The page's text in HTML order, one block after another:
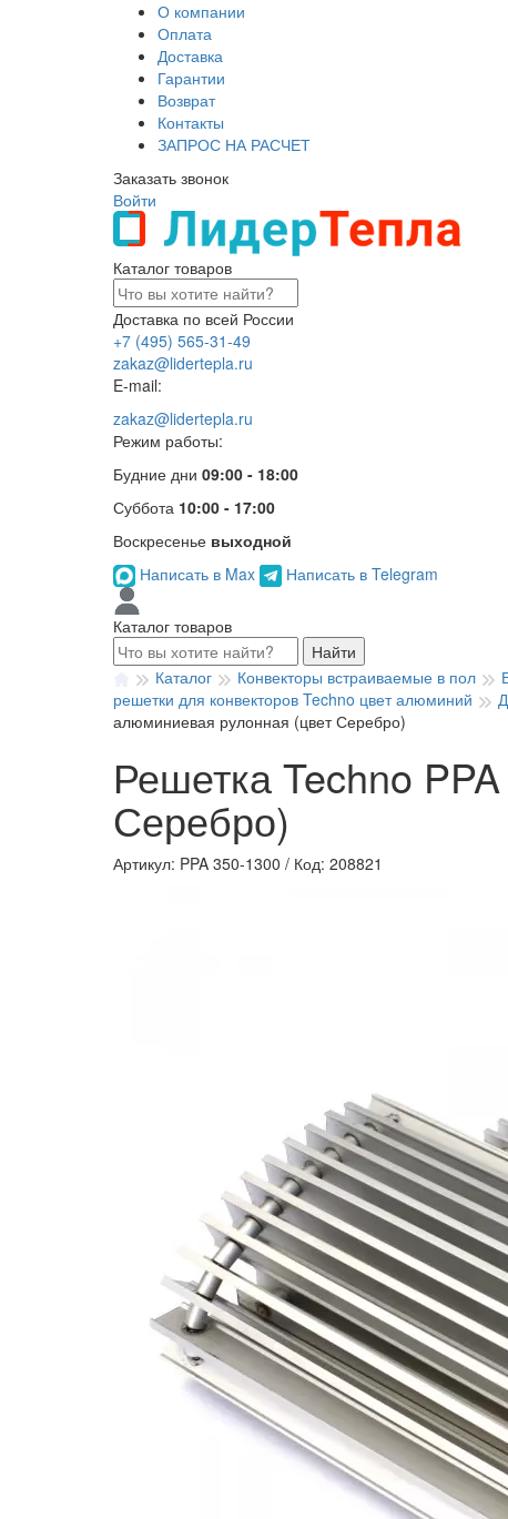
О компании
Оплата
Доставка
Гарантии
Возврат
Контакты
ЗАПРОС НА РАСЧЕТ
Заказать звонок
Войти
Каталог товаров
Доставка по всей России
+7 (495) 565-31-49
zakaz@lidertepla.ru
E-mail:
zakaz@lidertepla.ru
Режим работы:
Будние дни 09:00 - 18:00
Суббота 10:00 - 17:00
Воскресенье выходной
Написать в Max
Написать в Telegram
Каталог товаров
Найти
Каталог
Конвекторы встраиваемые в пол
решетки для конвекторов Techno цвет алюминий
алюминиевая рулонная (цвет Серебро)
Решетка Techno
Серебро)
Артикул: PPA 350-1300 / Код: 208821